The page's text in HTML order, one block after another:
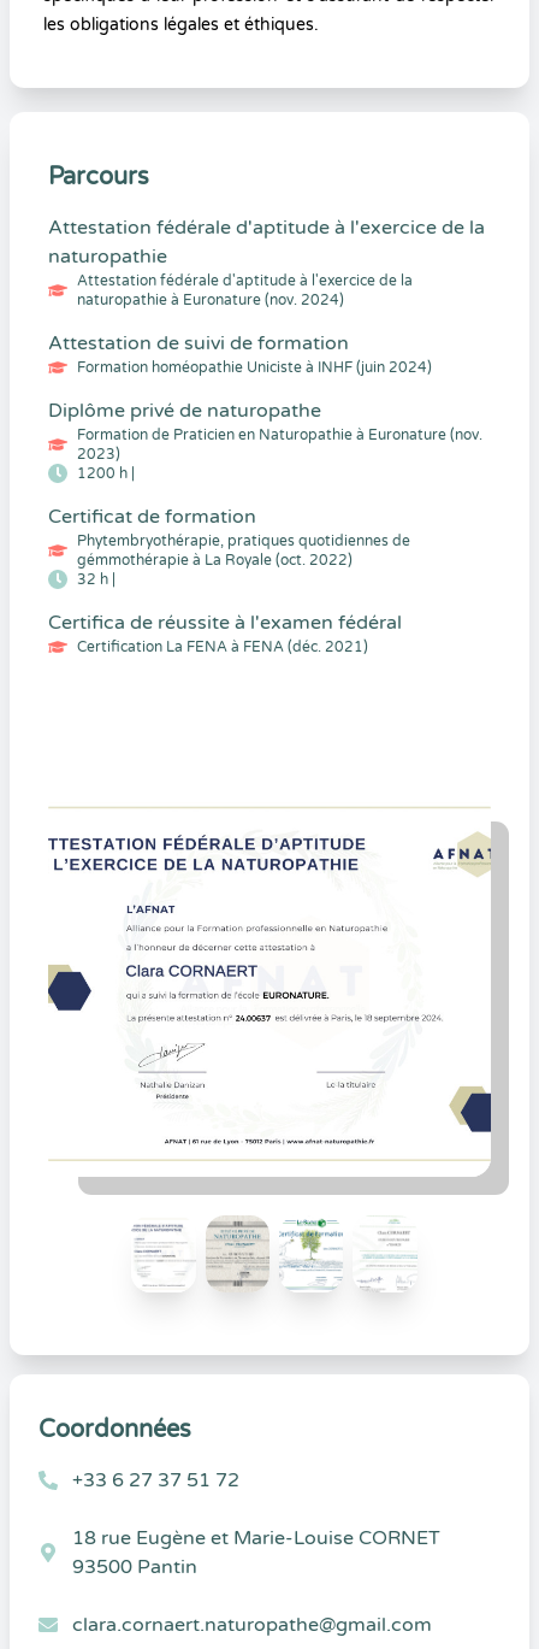
les obligations légales et éthiques.
Parcours
Attestation fédérale d'aptitude à l'exercice de la
naturopathie
Attestation fédérale d'aptitude à l'exercice de la
naturopathie à Euronature (nov. 2024)
Attestation de suivi de formation
Formation homéopathie Uniciste à INHF (juin 2024)
Diplôme privé de naturopathe
Formation de Praticien en Naturopathie à Euronature (nov.
2023)
1200 h |
Certificat de formation
Phytembryothérapie, pratiques quotidiennes de
gémmothérapie à La Royale (oct. 2022)
32 h |
Certifica de réussite à l'examen fédéral
Certification La FENA à FENA (déc. 2021)
Coordonnées
+33 6 27 37 51 72
18 rue Eugène et Marie-Louise CORNET
93500 Pantin
clara.cornaert.naturopathe@gmail.com